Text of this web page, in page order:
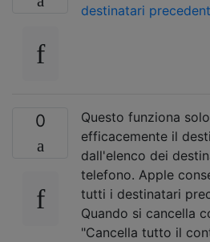
destinatari
0
Questo funziona
efficacemente il
dall'elenco dei
telefono. Apple
tutti i destinatari
Quando si cancella
"Cancella tutto il